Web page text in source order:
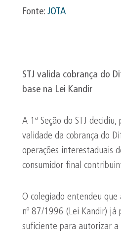
Fonte: JOTA
STJ valida cobrança do
base na Lei Kandir
A 1ª Seção do STJ
validade da cobrança do
operações interestaduais
consumidor final
O colegiado entendeu
nº 87/1996 (Lei Kandir) já
suficiente para autorizar a